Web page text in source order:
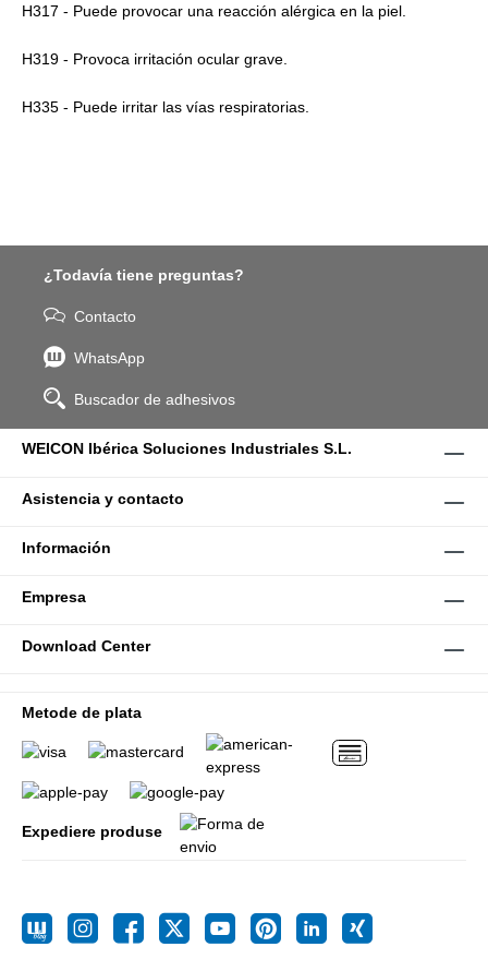
H317 - Puede provocar una reacción alérgica en la piel.
H319 - Provoca irritación ocular grave.
H335 - Puede irritar las vías respiratorias.
¿Todavía tiene preguntas?
Contacto
WhatsApp
Buscador de adhesivos
WEICON Ibérica Soluciones Industriales S.L.
Asistencia y contacto
Información
Empresa
Download Center
Metode de plata
Expediere produse